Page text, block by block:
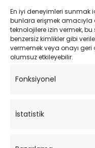
En iyi deneyimleri sunmak
bunlara erişmek amacıyla
teknolojilere izin vermek,
benzersiz kimlikler gibi
vermemek veya onayı geri
olumsuz etkileyebilir.
Fonksiyonel
İstatistik
Mesafeli Satış
YARDIM
Sipariş Takibi